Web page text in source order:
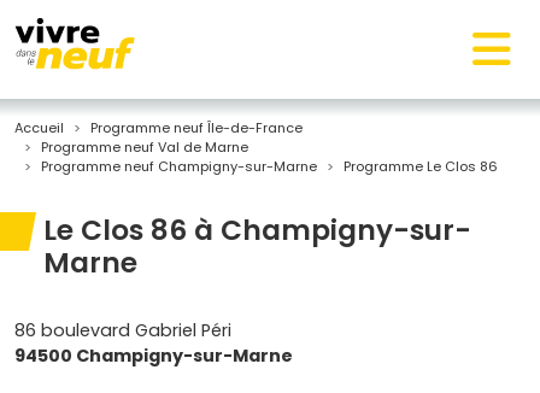
Accueil
Programme neuf Île-de-France
Programme neuf Val de Marne
Programme neuf Champigny-sur-Marne
Programme Le Clos 86
Le Clos 86 à Champigny-sur-
Marne
86 boulevard Gabriel Péri
94500 Champigny-sur-Marne